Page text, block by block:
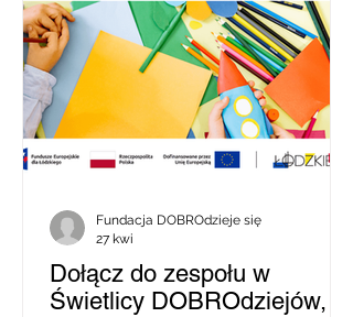
Dołącz do zespołu w
Świetlicy DOBROdziejów,
Fundacja DOBROdzieje się
27 kwi